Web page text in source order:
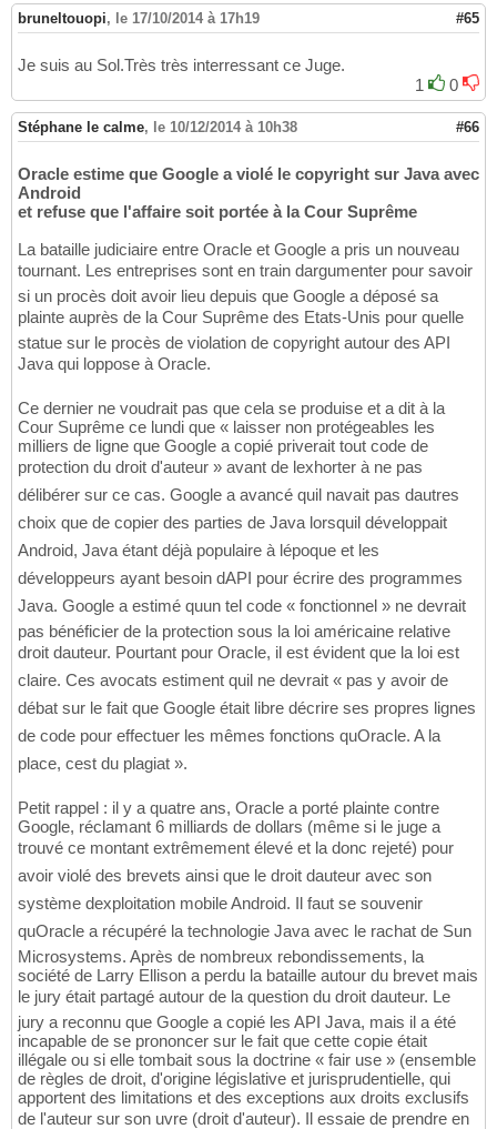
bruneltouopi, le 17/10/2014 à 17h19 #65
Je suis au Sol.Très très interressant ce Juge.
1
0
Stéphane le calme, le 10/12/2014 à 10h38 #66
Oracle estime que Google a violé le copyright sur Java avec
Android
et refuse que l'affaire soit portée à la Cour Suprême
La bataille judiciaire entre Oracle et Google a pris un nouveau
tournant. Les entreprises sont en train dargumenter pour savoir
si un procès doit avoir lieu depuis que Google a déposé sa
plainte auprès de la Cour Suprême des Etats-Unis pour quelle
statue sur le procès de violation de copyright autour des API
Java qui loppose à Oracle.
Ce dernier ne voudrait pas que cela se produise et a dit à la
Cour Suprême ce lundi que « laisser non protégeables les
milliers de ligne que Google a copié priverait tout code de
protection du droit d'auteur » avant de lexhorter à ne pas
délibérer sur ce cas. Google a avancé quil navait pas dautres
choix que de copier des parties de Java lorsquil développait
Android, Java étant déjà populaire à lépoque et les
développeurs ayant besoin dAPI pour écrire des programmes
Java. Google a estimé quun tel code « fonctionnel » ne devrait
pas bénéficier de la protection sous la loi américaine relative
droit dauteur. Pourtant pour Oracle, il est évident que la loi est
claire. Ces avocats estiment quil ne devrait « pas y avoir de
débat sur le fait que Google était libre décrire ses propres lignes
de code pour effectuer les mêmes fonctions quOracle. A la
place, cest du plagiat ».
Petit rappel : il y a quatre ans, Oracle a porté plainte contre
Google, réclamant 6 milliards de dollars (même si le juge a
trouvé ce montant extrêmement élevé et la donc rejeté) pour
avoir violé des brevets ainsi que le droit dauteur avec son
système dexploitation mobile Android. Il faut se souvenir
quOracle a récupéré la technologie Java avec le rachat de Sun
Microsystems. Après de nombreux rebondissements, la
société de Larry Ellison a perdu la bataille autour du brevet mais
le jury était partagé autour de la question du droit dauteur. Le
jury a reconnu que Google a copié les API Java, mais il a été
incapable de se prononcer sur le fait que cette copie était
illégale ou si elle tombait sous la doctrine « fair use » (ensemble
de règles de droit, d'origine législative et jurisprudentielle, qui
apportent des limitations et des exceptions aux droits exclusifs
de l'auteur sur son uvre (droit d'auteur). Il essaie de prendre en